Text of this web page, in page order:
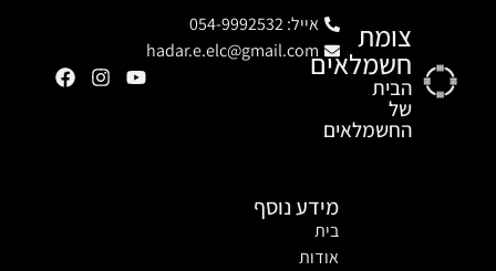
צומת
חשמלאים
הבית
של
החשמלאים
אייל: 054-9992532
hadar.e.elc@gmail.com
מידע נוסף
בית
אודות